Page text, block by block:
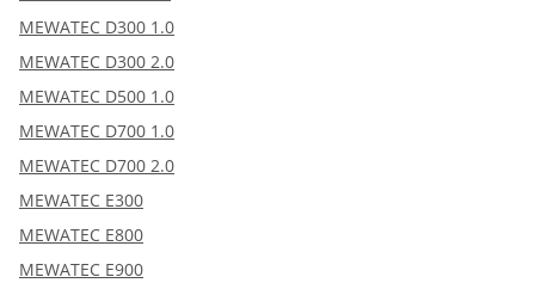
MEWATEC D300 1.0
MEWATEC D300 2.0
MEWATEC D500 1.0
MEWATEC D700 1.0
MEWATEC D700 2.0
MEWATEC E300
MEWATEC E800
MEWATEC E900